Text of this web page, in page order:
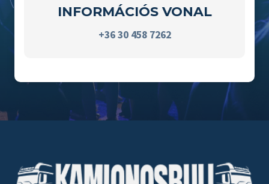
INFORMÁCIÓS VONAL
+36 30 458 7262